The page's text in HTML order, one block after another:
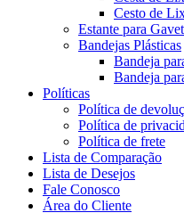
Cesto de
Estante para
Bandejas Plásticas
Bandeja
Bandeja
Políticas
Política de
Política de
Política de frete
Lista de Comparação
Lista de Desejos
Fale Conosco
Área do Cliente